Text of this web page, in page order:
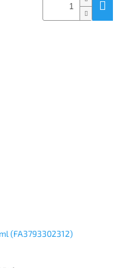
(FA3793302312)